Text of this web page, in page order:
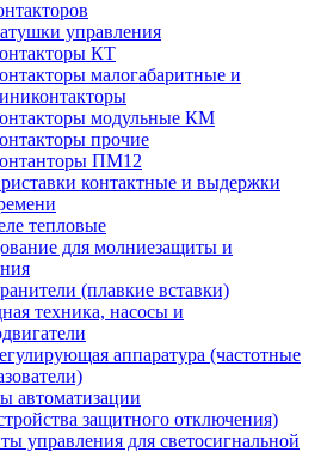
управления
КТ
малогабаритные и
модульные КМ
прочие
ПМ12
контактные и выдержки
тепловые
для молниезащиты и
(плавкие вставки)
техника, насосы и
аппаратура (частотные
автоматизации
защитного отключения)
управления для светосигнальной